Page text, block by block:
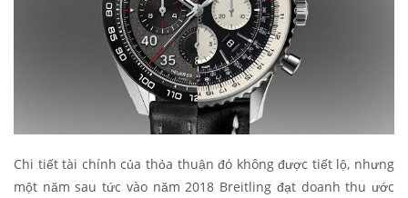
Chi tiết tài chính của thỏa thuận đó không được tiết lộ, nhưng
một năm sau tức vào năm 2018 Breitling đạt doanh thu ước